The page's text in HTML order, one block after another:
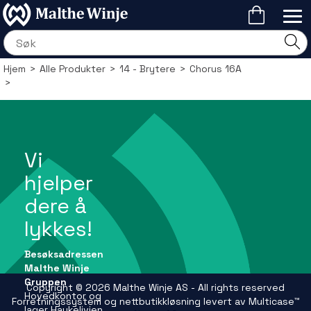
Hjem>Alle Produkter>14 - Brytere>Chorus 16A
>
Vi
hjelper
dere å
lykkes!
Besøksadressen
Malthe Winje
Gruppen
Hovedkontor og
Copyright © 2026 Malthe Winje AS - All rights reserved
Forretningssystem og nettbutikkløsning levert av Multicase™